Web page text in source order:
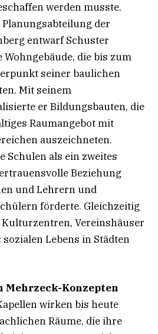
werden musste.
der
entwarf Schuster
die bis zum
seiner baulichen
Mit seinem
er Bildungsbauten, die
Raumangebot mit
auszeichneten.
Schulen als ein zweites
Beziehung
und Lehrern und
förderte. Gleichzeitig
Vereinshäuser
Lebens in Städten
Mehrzeck-Konzepten
wirken bis heute
Räume, die ihre